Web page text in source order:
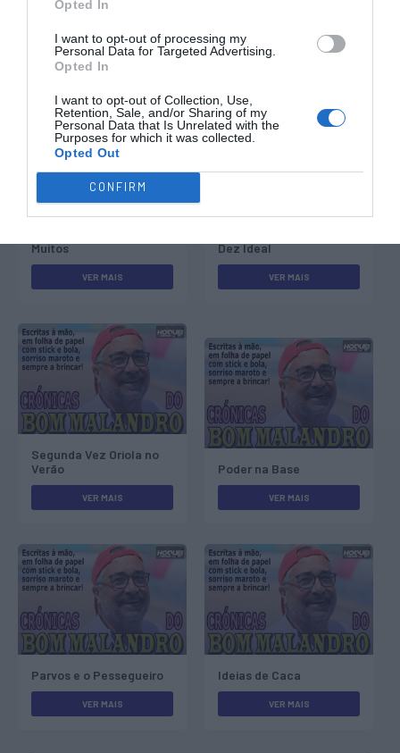
Opted In
I want to opt-out of processing my
Personal Data for Targeted Advertising.
Opted In
I want to opt-out of Collection, Use,
Retention, Sale, and/or Sharing of my
Personal Data that Is Unrelated with the
Purposes for which it was collected.
Opted Out
CONFIRM
Outras Notícias
Muitos
VER MAIS
Dez Ideal
VER MAIS
Segunda Vez Oriola no
Verão
VER MAIS
Poder na Base
VER MAIS
Parvos e o Pessegueiro
VER MAIS
Ideias de Caca
VER MAIS